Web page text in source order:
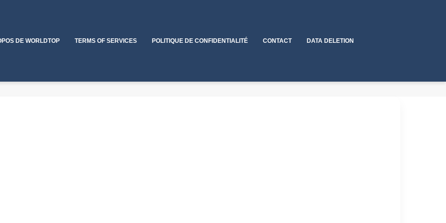
DE WORLDTOP TERMS OF SERVICES POLITIQUE DE CONFIDENTIALITÉ CONTACT DATA DELETION